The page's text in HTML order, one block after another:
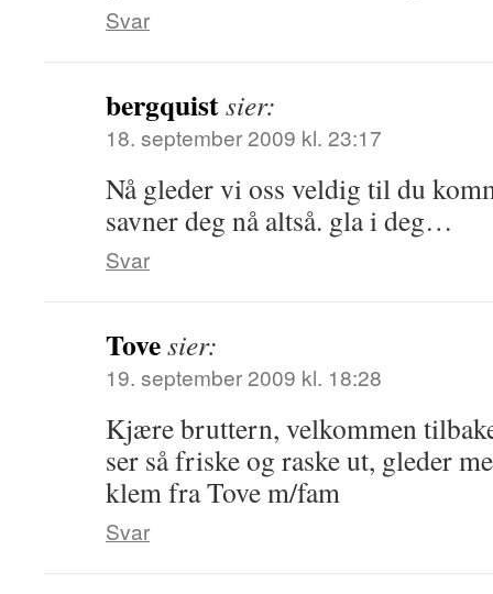
Svar
bergquistsier:
18. september 2009 kl. 23:17
Nå gleder vi oss veldig til du
savner deg nå altså. gla i deg…
Svar
Tovesier:
19. september 2009 kl. 18:28
Kjære bruttern, velkommen
ser så friske og raske ut, gleder
klem fra Tove m/fam
Svar